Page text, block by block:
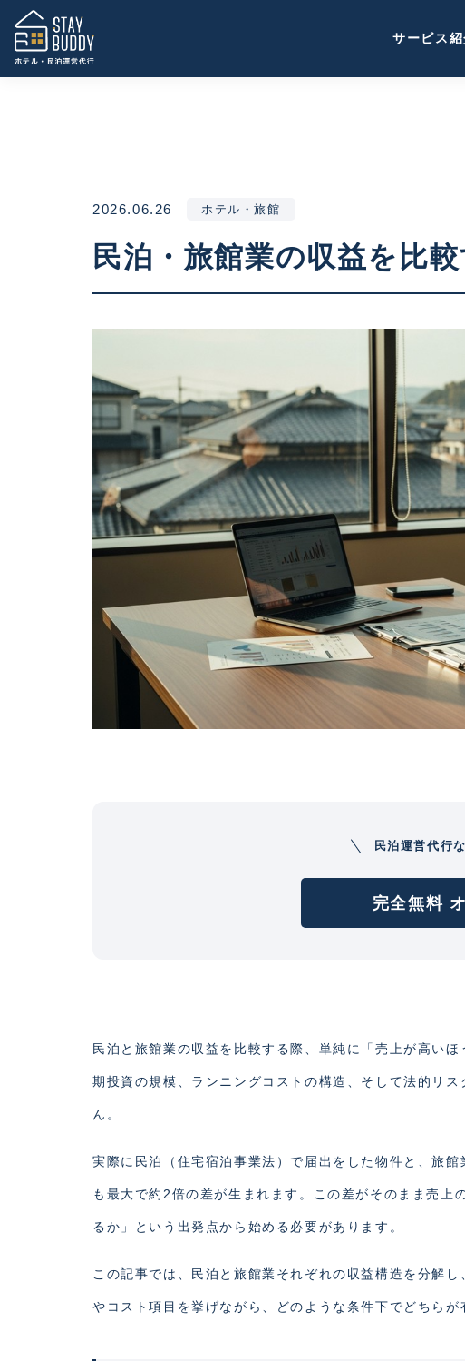
サービス紹
民泊
空
2026.06.26 ホテル・旅館
民泊・旅館業の収益を比
民泊運営代行
完全無料
民泊と旅館業の収益を比較する際、単純に「売上が高い
期投資の規模、ランニングコストの構造、そして法的リ
ん。
実際に民泊（住宅宿泊事業法）で届出をした物件と、旅
も最大で約2倍の差が生まれます。この差がそのまま売
るか」という出発点から始める必要があります。
この記事では、民泊と旅館業それぞれの収益構造を分解
やコスト項目を挙げながら、どのような条件下でどちらが